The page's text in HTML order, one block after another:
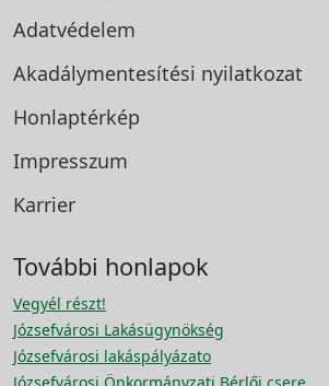
Adatvédelem
Akadálymentesítési nyilatkozat
Honlaptérkép
Impresszum
Karrier
További honlapok
Vegyél részt!
Józsefvárosi Lakásügynökség
Józsefvárosi lakáspályázato